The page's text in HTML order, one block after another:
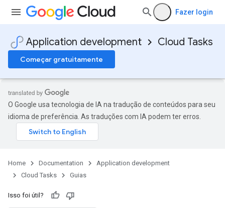
Fazer login
Application development Cloud Tasks
Começar gratuitamente
O Google usa tecnologia de IA na tradução de conteúdos para seu
idioma de preferência. As traduções com IA podem ter erros.
Home Documentation
Application development
Cloud Tasks
Guias
Isso foi útil?